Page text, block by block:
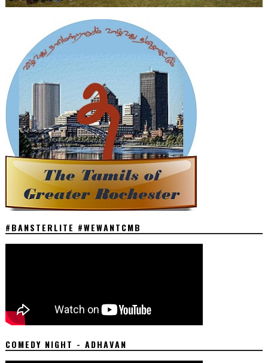
#BANSTERLITE #WEWANTCMB
COMEDY NIGHT - ADHAVAN